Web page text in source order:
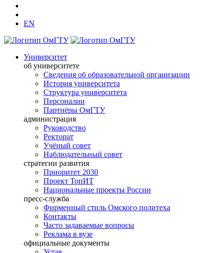
EN
Университет
об университете
Сведения об образовательной организации
История университета
Структура университета
Персоналии
Партнёры ОмГТУ
администрация
Руководство
Ректорат
Учёный совет
Наблюдательный совет
стратегии развития
Приоритет 2030
Проект ТопИТ
Национальные проекты России
пресс-служба
Фирменный стиль Омского политеха
Контакты
Часто задаваемые вопросы
Реклама в вузе
официальные документы